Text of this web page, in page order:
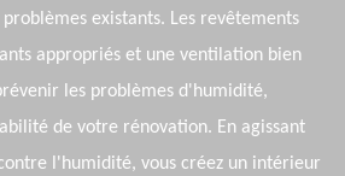
existants. Les revêtements
appropriés et une ventilation bien
les problèmes d'humidité,
de votre rénovation. En agissant
l'humidité, vous créez un intérieur